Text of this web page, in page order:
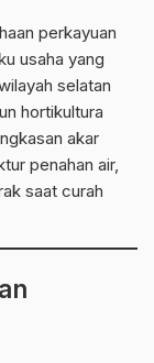
perkayuan
usaha yang
selatan
hortikultura
akar
penahan air,
saat curah